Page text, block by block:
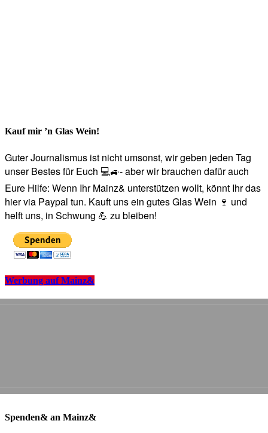
Kauf mir ’n Glas Wein!
Guter Journalismus ist nicht umsonst, wir geben jeden Tag
unser Bestes für Euch 💻🚙- aber wir brauchen dafür auch
Eure Hilfe: Wenn Ihr Mainz& unterstützen wollt, könnt Ihr das
hier via Paypal tun. Kauft uns ein gutes Glas Wein 🍷 und
helft uns, in Schwung 💪 zu bleiben!
Werbung auf Mainz&
Spenden& an Mainz&